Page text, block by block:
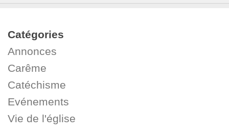
Catégories
Annonces
Carême
Catéchisme
Evénements
Vie de l'église